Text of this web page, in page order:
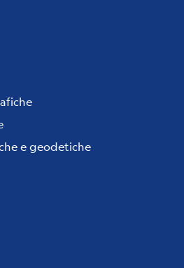
e geodetiche